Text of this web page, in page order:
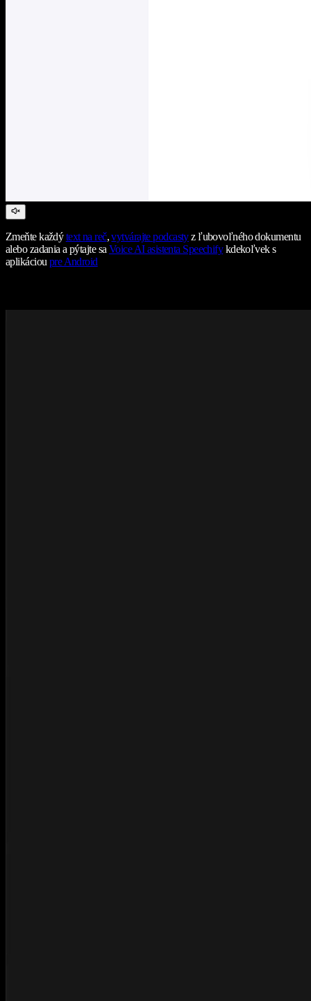
Zmeňte každýtext na reč,vytvárajte podcastyz ľubovoľného dokumentu
alebo zadania a pýtajte saVoice AI asistenta Speechifykdekoľvek s
aplikácioupre Android